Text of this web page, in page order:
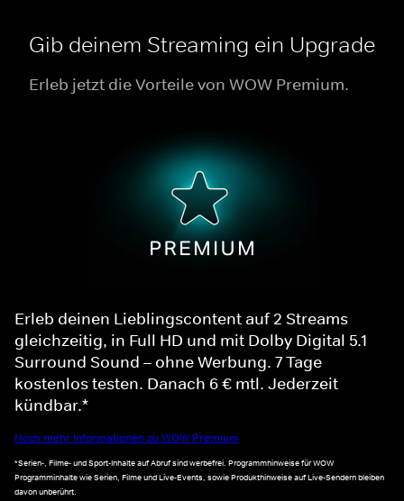
Gib deinem Streaming ein Upgrade
Erleb jetzt die Vorteile von WOW Premium.
Erleb deinen Lieblingscontent auf 2 Streams
gleichzeitig, in Full HD und mit Dolby Digital 5.1
Surround Sound – ohne Werbung. 7 Tage
kostenlos testen. Danach 6 € mtl. Jederzeit
kündbar.*
Noch mehr Informationen zu WOW Premium
*Serien-, Filme- und Sport-Inhalte auf Abruf sind werbefrei. Programmhinweise für WOW
Programminhalte wie Serien, Filme und Live-Events, sowie Produkthinweise auf Live-Sendern bleiben
davon unberührt.